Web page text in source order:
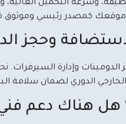
كمصدر رئيسي وموثوق
وحجز
وإدارة السيرفرات.
الدوري لضمان سلامة
هل هناك دعم